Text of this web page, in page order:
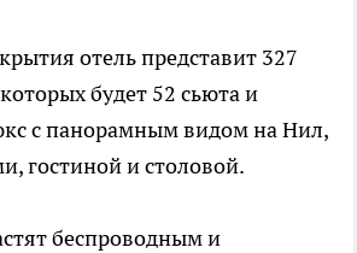
отель представит 327
будет 52 сьюта и
с панорамным видом на Нил,
гостиной и столовой.
беспроводным и